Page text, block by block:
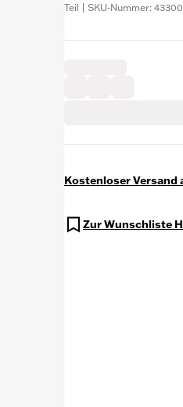
Teil | SKU-Nummer:
Kostenloser Versand
Zur Wunschliste